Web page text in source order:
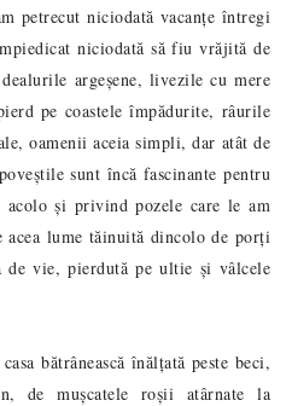
petrecut niciodată vacanțe întregi
niciodată să fiu vrăjită de
argeșene, livezile cu mere
pe coastele împădurite, râurile
oamenii aceia simpli, dar atât de
sunt încă fascinante pentru
și privind pozele care le am
lume tăinuită dincolo de porți
vie, pierdută pe ultie și vâlcele
bătrânească înălțată peste beci,
de mușcatele roșii atârnate la